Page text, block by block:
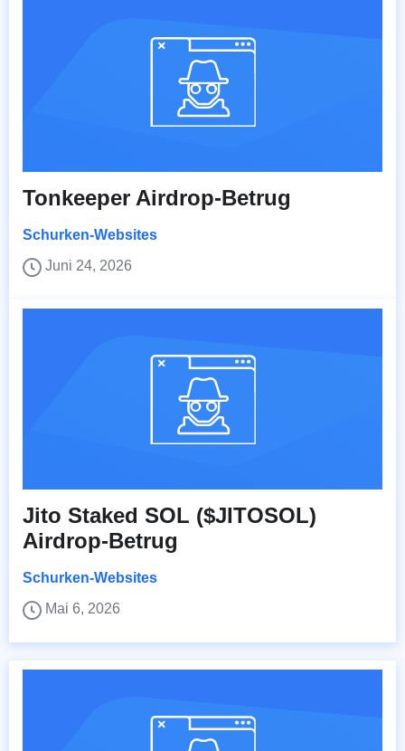
Tonkeeper Airdrop-Betrug
Schurken-Websites
Juni 24, 2026
Jito Staked SOL ($JITOSOL)
Airdrop-Betrug
Schurken-Websites
Mai 6, 2026